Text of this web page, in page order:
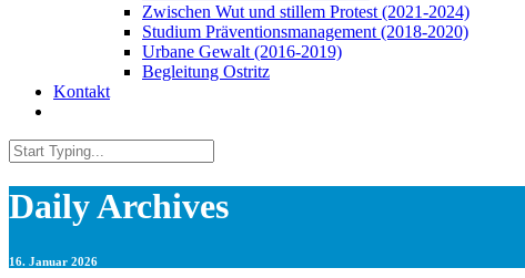
Zwischen Wut und stillem Protest (2021-2024)
Studium Präventionsmanagement (2018-2020)
Urbane Gewalt (2016-2019)
Begleitung Ostritz
Kontakt
Daily Archives
16. Januar 2026